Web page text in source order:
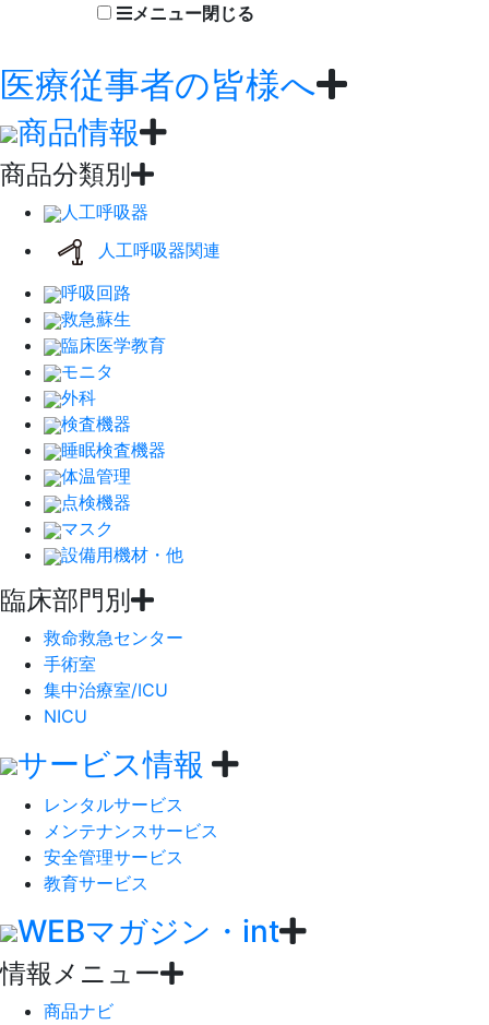
メニュー閉じる
医療従事者の皆様へ
商品情報
商品分類別
人工呼吸器
人工呼吸器関連
呼吸回路
救急蘇生
臨床医学教育
モニタ
外科
検査機器
睡眠検査機器
体温管理
点検機器
マスク
設備用機材・他
臨床部門別
救命救急センター
手術室
集中治療室/ICU
NICU
サービス情報
レンタルサービス
メンテナンスサービス
安全管理サービス
教育サービス
WEBマガジン・int
情報メニュー
商品ナビ